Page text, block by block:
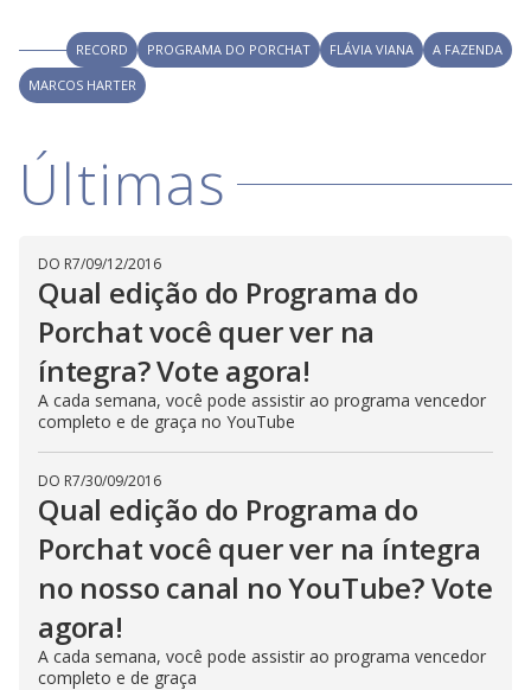
V
e
o
d
RECORD PROGRAMA DO PORCHAT FLÁVIA VIANA
A FAZENDA
MARCOS HARTER
Últimas
DO R7/09/12/2016
Qual edição do Programa do
Porchat você quer ver na
íntegra? Vote agora!
A cada semana, você pode assistir ao programa vencedor
completo e de graça no YouTube
DO R7/30/09/2016
Qual edição do Programa do
Porchat você quer ver na íntegra
no nosso canal no YouTube? Vote
agora!
A cada semana, você pode assistir ao programa vencedor
completo e de graça